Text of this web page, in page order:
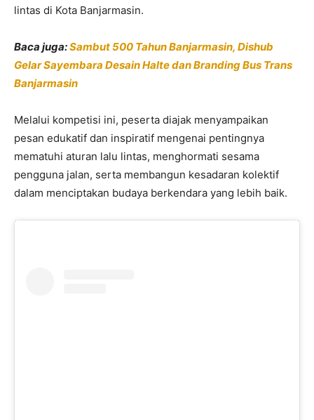
lintas di Kota Banjarmasin.
Baca juga:Sambut 500 Tahun Banjarmasin, Dishub
Gelar Sayembara Desain Halte dan Branding Bus Trans
Banjarmasin
Melalui kompetisi ini, peserta diajak menyampaikan
pesan edukatif dan inspiratif mengenai pentingnya
mematuhi aturan lalu lintas, menghormati sesama
pengguna jalan, serta membangun kesadaran kolektif
dalam menciptakan budaya berkendara yang lebih baik.